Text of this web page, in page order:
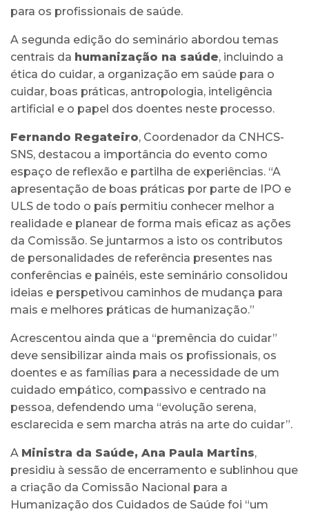
para os profissionais de saúde.
A segunda edição do seminário abordou temas
centrais da humanização na saúde, incluindo a
ética do cuidar, a organização em saúde para o
cuidar, boas práticas, antropologia, inteligência
artificial e o papel dos doentes neste processo.
Fernando Regateiro, Coordenador da CNHCS-
SNS, destacou a importância do evento como
espaço de reflexão e partilha de experiências. “A
apresentação de boas práticas por parte de IPO e
ULS de todo o país permitiu conhecer melhor a
realidade e planear de forma mais eficaz as ações
da Comissão. Se juntarmos a isto os contributos
de personalidades de referência presentes nas
conferências e painéis, este seminário consolidou
ideias e perspetivou caminhos de mudança para
mais e melhores práticas de humanização.”
Acrescentou ainda que a “premência do cuidar”
deve sensibilizar ainda mais os profissionais, os
doentes e as famílias para a necessidade de um
cuidado empático, compassivo e centrado na
pessoa, defendendo uma “evolução serena,
esclarecida e sem marcha atrás na arte do cuidar”.
A Ministra da Saúde, Ana Paula Martins,
presidiu à sessão de encerramento e sublinhou que
a criação da Comissão Nacional para a
Humanização dos Cuidados de Saúde foi “um